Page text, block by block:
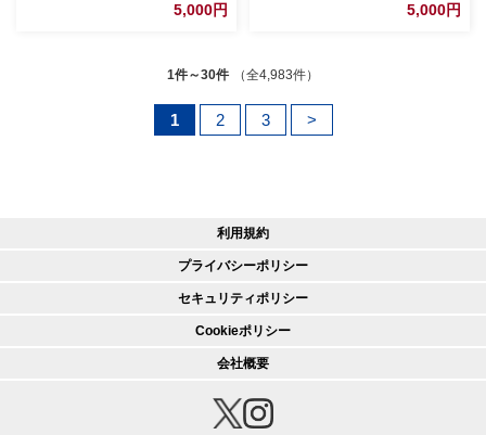
5,000円 5,000円
1件～30件 （全4,983件）
1 2 3 >
利用規約
プライバシーポリシー
セキュリティポリシー
Cookieポリシー
会社概要